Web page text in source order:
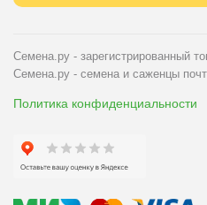
Семена.ру - зарегистрированный
Семена.ру - семена и саженцы
Политика конфиденциальности